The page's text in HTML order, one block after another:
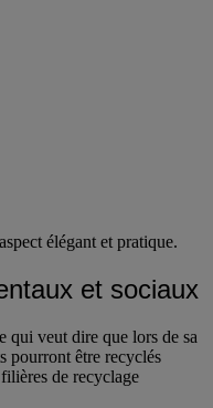
élégant et pratique.
et sociaux
qui veut dire que lors de sa
pourront être recyclés
de recyclage